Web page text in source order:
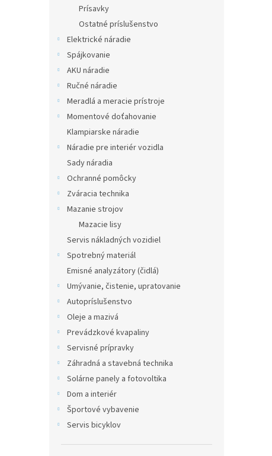
Prísavky
Ostatné príslušenstvo
Elektrické náradie
Spájkovanie
AKU náradie
Ručné náradie
Meradlá a meracie prístroje
Momentové doťahovanie
Klampiarske náradie
Náradie pre interiér vozidla
Sady náradia
Ochranné pomôcky
Zváracia technika
Mazanie strojov
Mazacie lisy
Servis nákladných vozidiel
Spotrebný materiál
Emisné analyzátory (čidlá)
Umývanie, čistenie, upratovanie
Autopríslušenstvo
Oleje a mazivá
Prevádzkové kvapaliny
Servisné prípravky
Záhradná a stavebná technika
Solárne panely a fotovoltika
Dom a interiér
Športové vybavenie
Servis bicyklov